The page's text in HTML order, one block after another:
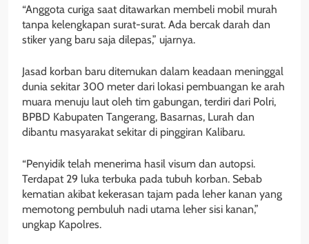
“Anggota curiga saat ditawarkan membeli mobil murah
tanpa kelengkapan surat-surat. Ada bercak darah dan
stiker yang baru saja dilepas,” ujarnya.
Jasad korban baru ditemukan dalam keadaan meninggal
dunia sekitar 300 meter dari lokasi pembuangan ke arah
muara menuju laut oleh tim gabungan, terdiri dari Polri,
BPBD Kabupaten Tangerang, Basarnas, Lurah dan
dibantu masyarakat sekitar di pinggiran Kalibaru.
“Penyidik telah menerima hasil visum dan autopsi.
Terdapat 29 luka terbuka pada tubuh korban. Sebab
kematian akibat kekerasan tajam pada leher kanan yang
memotong pembuluh nadi utama leher sisi kanan,”
ungkap Kapolres.